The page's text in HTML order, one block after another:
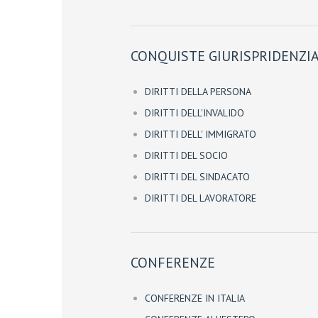
CONQUISTE
DIRITTI DELLA PERSONA
DIRITTI DELL'INVALIDO
DIRITTI DELL' IMMIGRATO
DIRITTI DEL SOCIO
DIRITTI DEL SINDACATO
DIRITTI DEL LAVORATORE
CONFERENZE
CONFERENZE IN ITALIA